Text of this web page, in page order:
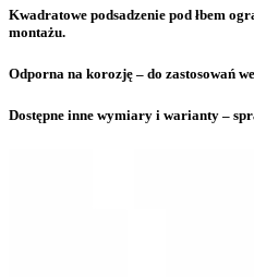
Kwadratowe podsadzenie pod łbem
montażu.
Odporna na korozję – do zastosowań
Dostępne inne wymiary i warianty –